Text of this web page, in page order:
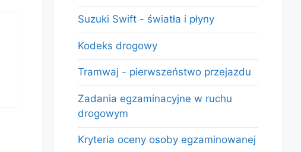
Suzuki Swift - światła i płyny
Kodeks drogowy
Tramwaj - pierwszeństwo przejazdu
Zadania egzaminacyjne w ruchu
drogowym
Kryteria oceny osoby egzaminowanej